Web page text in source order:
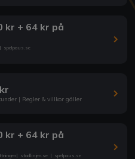
kr + 64 kr på
| spelpaus.se
| Regler & villkor gäller
kr + 64 kr på
| stodlinjen.se | spelpaus.se